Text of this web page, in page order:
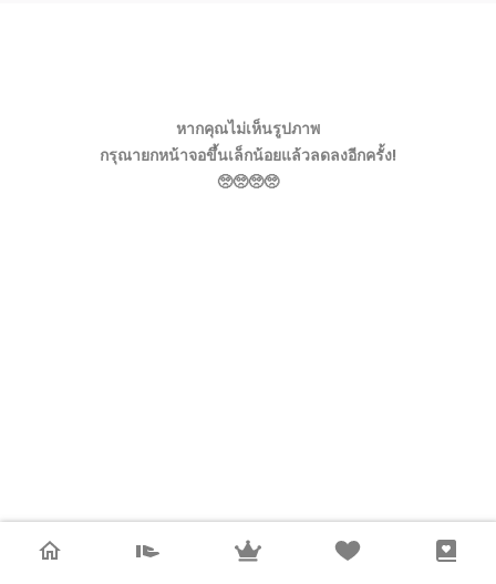
หากคุณไม่เห็นรูปภาพ
กรุณายกหน้าจอขึ้นเล็กน้อยแล้วลดลงอีกครั้ง!
🥺🥺🥺🥺